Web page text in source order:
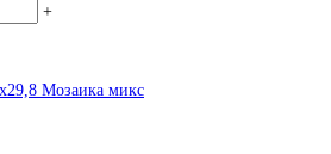
+
Мозаика микс